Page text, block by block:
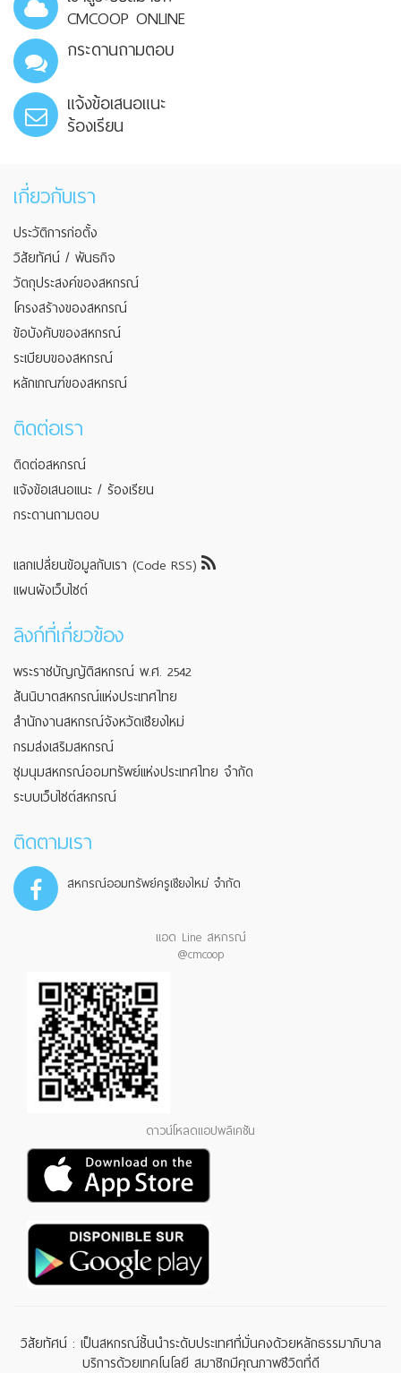
CMCOOP ONLINE
กระดานถามตอบ
แจ้งข้อเสนอแนะ
ร้องเรียน
เกี่ยวกับเรา
ประวัติการก่อตั้ง
วิสัยทัศน์ / พันธกิจ
วัตถุประสงค์ของสหกรณ์
โครงสร้างของสหกรณ์
ข้อบังคับของสหกรณ์
ระเบียบของสหกรณ์
หลักเกณฑ์ของสหกรณ์
ติดต่อเรา
ติดต่อสหกรณ์
แจ้งข้อเสนอแนะ / ร้องเรียน
กระดานถามตอบ
แลกเปลี่ยนข้อมูลกับเรา (Code RSS)
แผนผังเว็บไซต์
ลิงก์ที่เกี่ยวข้อง
พระราชบัญญัติสหกรณ์ พ.ศ. 2542
สันนิบาตสหกรณ์แห่งประเทศไทย
สำนักงานสหกรณ์จังหวัดเชียงใหม่
กรมส่งเสริมสหกรณ์
ชุมนุมสหกรณ์ออมทรัพย์แห่งประเทศไทย จำกัด
ระบบเว็บไซต์สหกรณ์
ติดตามเรา
สหกรณ์ออมทรัพย์ครูเชียงใหม่ จำกัด
แอด Line สหกรณ์
@cmcoop
ดาวน์โหลดแอปพลิเคชัน
วิสัยทัศน์ : เป็นสหกรณ์ชั้นนำระดับประเทศที่มั่นคงด้วยหลักธรรมาภิบาล
บริการด้วยเทคโนโลยี สมาชิกมีคุณภาพชีวิตที่ดี